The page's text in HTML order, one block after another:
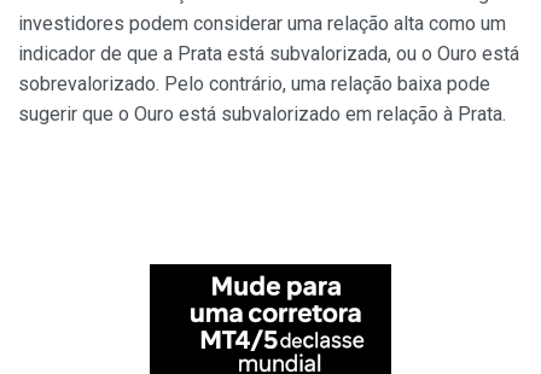
investidores podem considerar uma relação alta como um
indicador de que a Prata está subvalorizada, ou o Ouro está
sobrevalorizado. Pelo contrário, uma relação baixa pode
sugerir que o Ouro está subvalorizado em relação à Prata.